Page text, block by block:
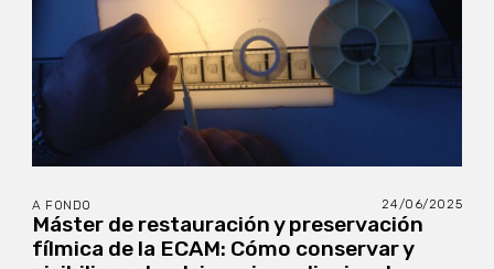
A FONDO 24/06/2025
Máster de restauración y preservación
fílmica de la ECAM: Cómo conservar y